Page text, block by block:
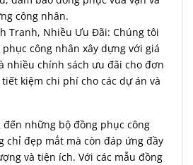
công nhân.
Tranh, Nhiều Ưu Đãi: Chúng tôi
công nhân xây dựng với giá
nhiều chính sách ưu đãi cho đơn
kiệm chi phí cho các dự án và
đến những bộ đồng phục công
chỉ đẹp mắt mà còn đáp ứng đầy
và tiện ích. Với các mẫu đồng